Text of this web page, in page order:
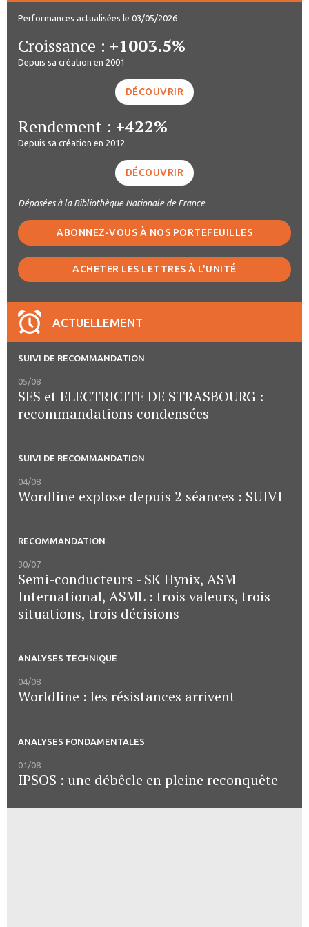
Performances actualisées le 03/05/2026
Croissance : +1003.5%
Depuis sa création en 2001
DÉCOUVRIR
Rendement : +422%
Depuis sa création en 2012
DÉCOUVRIR
Déposées à la Bibliothèque Nationale de France
ABONNEZ-VOUS À NOS PORTEFEUILLES
ACHETER LES LETTRES À L'UNITÉ
ACTUELLEMENT
SUIVI DE RECOMMANDATION
05/08
SES et ELECTRICITE DE STRASBOURG :
recommandations condensées
SUIVI DE RECOMMANDATION
04/08
Wordline explose depuis 2 séances : SUIVI
RECOMMANDATION
30/07
Semi-conducteurs - SK Hynix, ASM
International, ASML : trois valeurs, trois
situations, trois décisions
ANALYSES TECHNIQUE
04/08
Worldline : les résistances arrivent
ANALYSES FONDAMENTALES
01/08
IPSOS : une débêcle en pleine reconquête